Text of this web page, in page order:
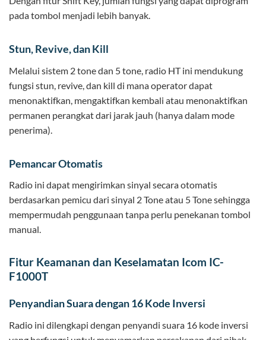
pada tombol menjadi lebih banyak.
Stun, Revive, dan Kill
Melalui sistem 2 tone dan 5 tone, radio HT ini mendukung
fungsi stun, revive, dan kill di mana operator dapat
menonaktifkan, mengaktifkan kembali atau menonaktifkan
permanen perangkat dari jarak jauh (hanya dalam mode
penerima).
Pemancar Otomatis
Radio ini dapat mengirimkan sinyal secara otomatis
berdasarkan pemicu dari sinyal 2 Tone atau 5 Tone sehingga
mempermudah penggunaan tanpa perlu penekanan tombol
manual.
Fitur Keamanan dan Keselamatan Icom IC-
F1000T
Penyandian Suara dengan 16 Kode Inversi
Radio ini dilengkapi dengan penyandi suara 16 kode inversi